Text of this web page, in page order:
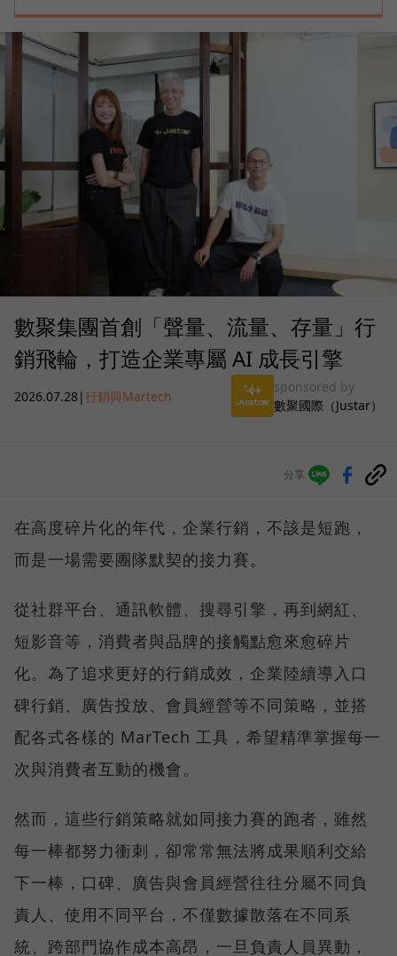
數聚集團首創「聲量、流量、存量」行
銷飛輪，打造企業專屬 AI 成長引擎
2026.07.28|行銷與Martech
sponsored by
數聚國際（Justar）
分享
在高度碎片化的年代，企業行銷，不該是短跑，
而是一場需要團隊默契的接力賽。
從社群平台、通訊軟體、搜尋引擎，再到網紅、
短影音等，消費者與品牌的接觸點愈來愈碎片
化。為了追求更好的行銷成效，企業陸續導入口
碑行銷、廣告投放、會員經營等不同策略，並搭
配各式各樣的 MarTech 工具，希望精準掌握每一
次與消費者互動的機會。
然而，這些行銷策略就如同接力賽的跑者，雖然
每一棒都努力衝刺，卻常常無法將成果順利交給
下一棒，口碑、廣告與會員經營往往分屬不同負
責人、使用不同平台，不僅數據散落在不同系
統、跨部門協作成本高昂，一旦負責人員異動，